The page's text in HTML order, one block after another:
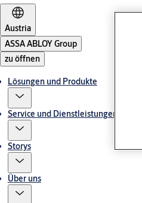
Austria
ASSA ABLOY Group
zu öffnen
Lösungen und Produkte
Service und Dienstleistungen
Storys
Über uns